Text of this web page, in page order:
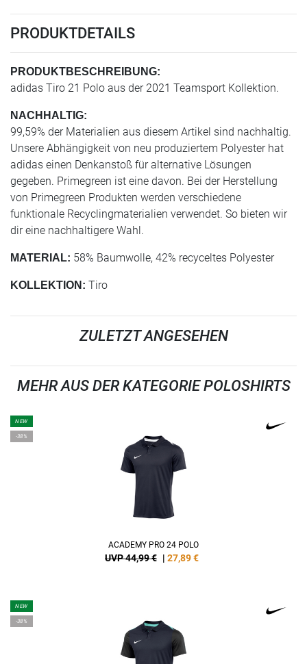
PRODUKTDETAILS
PRODUKTBESCHREIBUNG:
adidas Tiro 21 Polo aus der 2021 Teamsport Kollektion.
NACHHALTIG:
99,59% der Materialien aus diesem Artikel sind nachhaltig.
Unsere Abhängigkeit von neu produziertem Polyester hat
adidas einen Denkanstoß für alternative Lösungen
gegeben. Primegreen ist eine davon. Bei der Herstellung
von Primegreen Produkten werden verschiedene
funktionale Recyclingmaterialien verwendet. So bieten wir
dir eine nachhaltigere Wahl.
MATERIAL: 58% Baumwolle, 42% recyceltes Polyester
KOLLEKTION: Tiro
ZULETZT ANGESEHEN
MEHR AUS DER KATEGORIE POLOSHIRTS
NEW
-38%
ACADEMY PRO 24 POLO
UVP 44,99 € | 27,89€
NEW
-38%